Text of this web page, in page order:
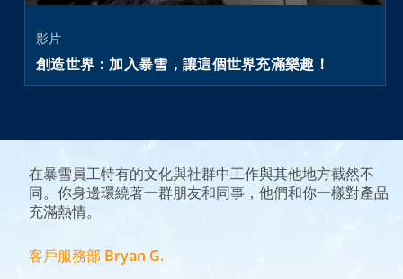
影片
創造世界：加入暴雪，讓這個世界充滿樂趣！
在暴雪員工特有的文化與社群中工作與其他地方截然不
同。你身邊環繞著一群朋友和同事，他們和你一樣對產品
充滿熱情。
客戶服務部 Bryan G.